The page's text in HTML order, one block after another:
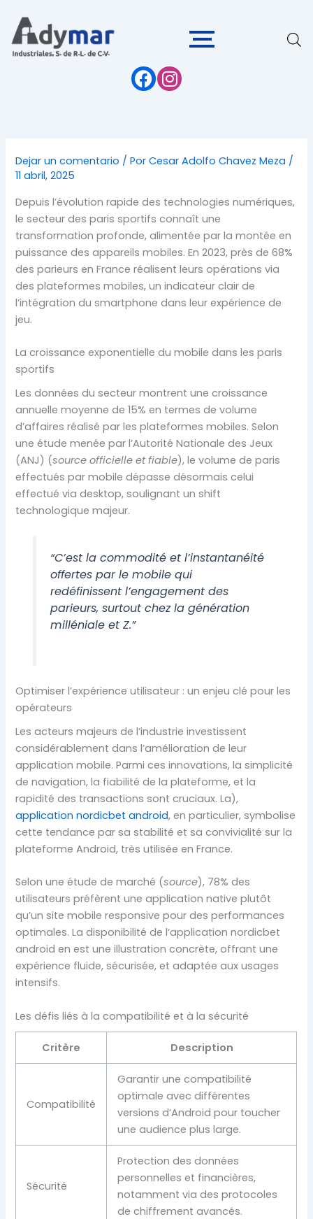
contenido
Dejar un comentario / PorCesar Adolfo Chavez Meza /
11 abril, 2025
Depuis l’évolution rapide des technologies numériques,
le secteur des paris sportifs connaît une
transformation profonde, alimentée par la montée en
puissance des appareils mobiles. En 2023, près de 68%
des parieurs en France réalisent leurs opérations via
des plateformes mobiles, un indicateur clair de
l’intégration du smartphone dans leur expérience de
jeu.
La croissance exponentielle du mobile dans les paris
sportifs
Les données du secteur montrent une croissance
annuelle moyenne de 15% en termes de volume
d’affaires réalisé par les plateformes mobiles. Selon
une étude menée par l’Autorité Nationale des Jeux
(ANJ) (source officielle et fiable), le volume de paris
effectués par mobile dépasse désormais celui
effectué via desktop, soulignant un shift
technologique majeur.
“C’est la commodité et l’instantanéité
offertes par le mobile qui
redéfinissent l’engagement des
parieurs, surtout chez la génération
milléniale et Z.”
Optimiser l’expérience utilisateur : un enjeu clé pour les
opérateurs
Les acteurs majeurs de l’industrie investissent
considérablement dans l’amélioration de leur
application mobile. Parmi ces innovations, la simplicité
de navigation, la fiabilité de la plateforme, et la
rapidité des transactions sont cruciaux. La),
application nordicbet android, en particulier, symbolise
cette tendance par sa stabilité et sa convivialité sur la
plateforme Android, très utilisée en France.
Selon une étude de marché (source), 78% des
utilisateurs préfèrent une application native plutôt
qu’un site mobile responsive pour des performances
optimales. La disponibilité de l’application nordicbet
android en est une illustration concrète, offrant une
expérience fluide, sécurisée, et adaptée aux usages
intensifs.
Les défis liés à la compatibilité et à la sécurité
Critère Description
Compatibilité
Garantir une compatibilité
optimale avec différentes
versions d’Android pour toucher
une audience plus large.
Sécurité
Protection des données
personnelles et financières,
notamment via des protocoles
de chiffrement avancés.